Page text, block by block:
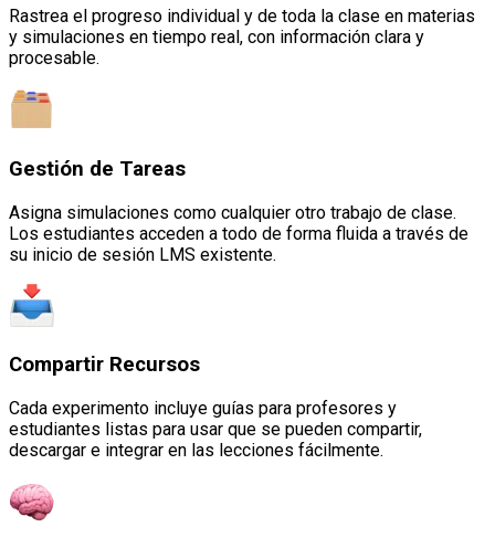
Rastrea el progreso individual y de toda la clase en materias
y simulaciones en tiempo real, con información clara y
procesable.
Gestión de Tareas
Asigna simulaciones como cualquier otro trabajo de clase.
Los estudiantes acceden a todo de forma fluida a través de
su inicio de sesión LMS existente.
Compartir Recursos
Cada experimento incluye guías para profesores y
estudiantes listas para usar que se pueden compartir,
descargar e integrar en las lecciones fácilmente.